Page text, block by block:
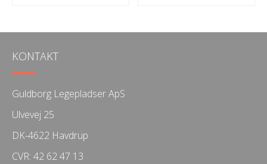
KONTAKT
Guldborg Legepladser ApS
Ulvevej 25
DK-4622 Havdrup
CVR: 42 62 47 13